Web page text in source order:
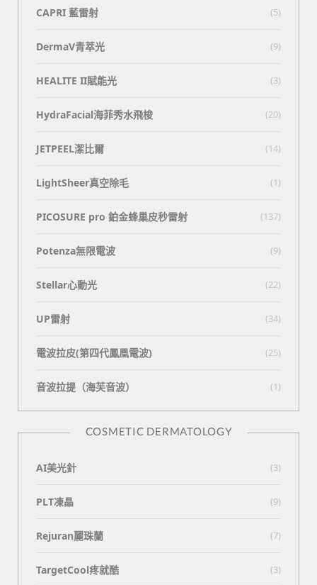
CAPRI 藍雷射 (5)
DermaV青萃光 (9)
HEALITE II賦能光 (3)
HydraFacial海菲秀水飛梭 (20)
JETPEEL潔比爾 (14)
LightSheer真空除毛 (1)
PICOSURE pro 鉑金蜂巢皮秒雷射 (137)
Potenza無限電波 (9)
Stellar心動光 (22)
UP雷射 (34)
電波拉皮(第四代鳳凰電波) (25)
⾳波拉提（海芙⾳波） (1)
COSMETIC DERMATOLOGY
AI美光針 (3)
PLT凍晶 (9)
Rejuran麗珠蘭 (7)
TargetCool疼就酷 (3)